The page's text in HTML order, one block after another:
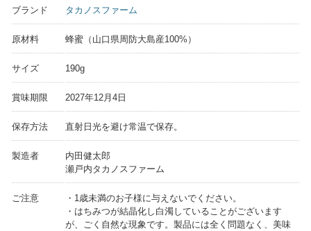
ブランド タカノスファーム
原材料 蜂蜜（山口県周防大島産100%）
サイズ 190g
賞味期限 2027年12月4日
保存方法 直射日光を避け常温で保存。
製造者
内田健太郎
瀬戸内タカノスファーム
ご注意
・1歳未満のお子様に与えないでください。
・はちみつが結晶化し白濁していることがございます
が、ごく自然な現象です。製品には全く問題なく、美味